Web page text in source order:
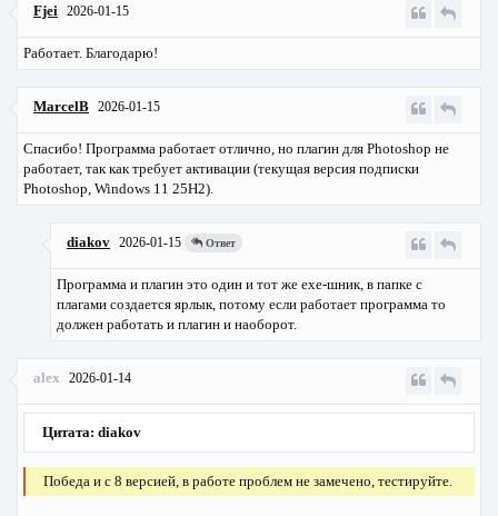
Fjei 2026-01-15
Работает. Благодарю!
MarcelB 2026-01-15
Спасибо! Программа работает отлично, но плагин для Photoshop не
работает, так как требует активации (текущая версия подписки
Photoshop, Windows 11 25H2).
diakov 2026-01-15 Ответ
Программа и плагин это один и тот же ехе-шник, в папке с
плагами создается ярлык, потому если работает программа то
должен работать и плагин и наоборот.
alex 2026-01-14
Цитата: diakov
Победа и с 8 версией, в работе проблем не замечено, тестируйте.